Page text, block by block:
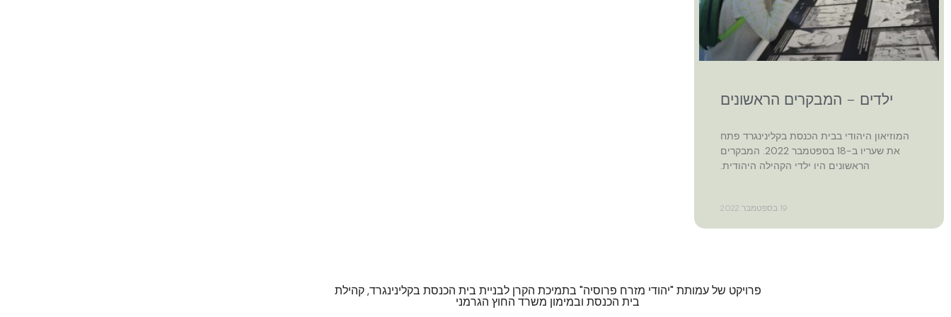
ילדים – המבקרים הראשונים
המוזיאון היהודי בבית הכנסת בקלינינגרד פתח
את שעריו ב-18 בספטמבר 2022. המבקרים
הראשונים היו ילדי הקהילה היהודית.
19 בספטמבר 2022
פרויקט של עמותת "יהודי מזרח פרוסיה" בתמיכת הקרן לבניית בית הכנסת בקלינינגרד, קהילת
בית הכנסת ובמימון משרד החוץ הגרמני